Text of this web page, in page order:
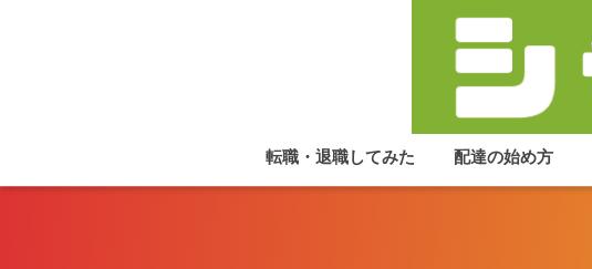
転職・退職してみた 配達の始め方